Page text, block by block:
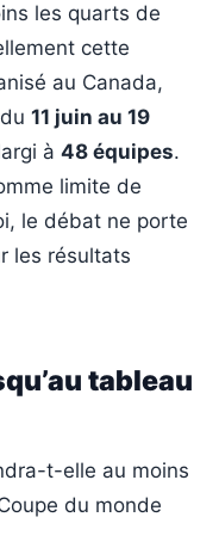
les quarts de
cette
au Canada,
11 juin au 19
à 48 équipes.
limite de
le débat ne porte
les résultats
tableau
t-elle au moins
du monde